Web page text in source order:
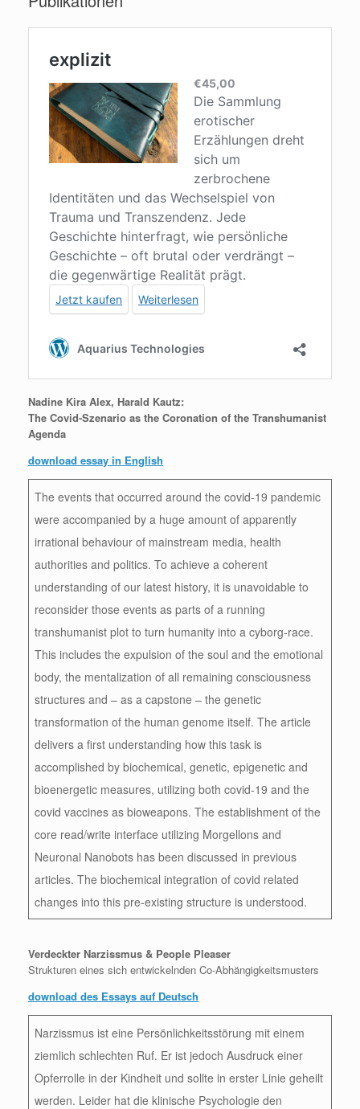
Nadine Kira Alex, Harald Kautz:
The Covid-Szenario as the Coronation of the Transhumanist
Agenda
download essay in English
The events that occurred around the covid-19 pandemic
were accompanied by a huge amount of apparently
irrational behaviour of mainstream media, health
authorities and politics. To achieve a coherent
understanding of our latest history, it is unavoidable to
reconsider those events as parts of a running
transhumanist plot to turn humanity into a cyborg-race.
This includes the expulsion of the soul and the emotional
body, the mentalization of all remaining consciousness
structures and – as a capstone – the genetic
transformation of the human genome itself. The article
delivers a first understanding how this task is
accomplished by biochemical, genetic, epigenetic and
bioenergetic measures, utilizing both covid-19 and the
covid vaccines as bioweapons. The establishment of the
core read/write interface utilizing Morgellons and
Neuronal Nanobots has been discussed in previous
articles. The biochemical integration of covid related
changes into this pre-existing structure is understood.
Verdeckter Narzissmus & People Pleaser
Strukturen eines sich entwickelnden Co-Abhängigkeitsmusters
download des Essays auf Deutsch
Narzissmus ist eine Persönlichkeitsstörung mit einem
ziemlich schlechten Ruf. Er ist jedoch Ausdruck einer
Opferrolle in der Kindheit und sollte in erster Linie geheilt
werden. Leider hat die klinische Psychologie den